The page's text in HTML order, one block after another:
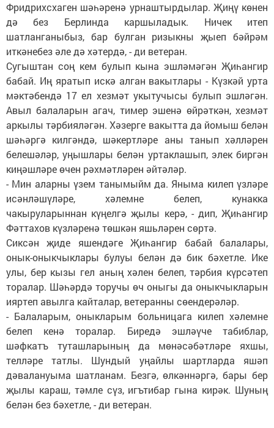
Фридрихсхаген шәһәренә урнаштырдылар. Җиңү көнен
дә без Берлинда каршыладык. Ничек итеп
шатланганыбыз, бар булган ризыкны җыеп бәйрәм
иткәнебез әле дә хәтердә, - ди ветеран.
Сугыштан соң кем булып кына эшләмәгән Җиһангир
бабай. Иң яратып искә алган вакытлары - Күзкәй урта
мәктәбендә 17 ел хезмәт укытучысы булып эшләгән.
Авыл балаларын агач, тимер эшенә өйрәткән, хезмәт
аркылы тәрбияләгән. Хәзерге вакытта да йомыш белән
шәһәргә килгәндә, шәкертләре аны танып хәлләрен
белешәләр, уңышлары белән уртаклашып, элек биргән
киңәшләре өчен рәхмәтләрен әйтәләр.
- Мин аларны үзем танымыйм да. Яныма килеп үзләре
исәнләшүләре, хәлемне белеп, кунакка
чакыруларыннан күңелгә җылы керә, - дип, Җиһангир
Фәттахов күзләренә төшкән яшьләрен сөртә.
Сиксән җиде яшендәге Җиһангир бабай балалары,
онык-оныкчыклары булуы белән дә бик бәхетле. Ике
улы, бер кызы гел аның хәлен белеп, тәрбия күрсәтеп
торалар. Шәһәрдә торучы өч оныгы да оныкчыкларын
ияртеп авылга кайталар, ветеранны сөендерәләр.
- Балаларым, оныкларым больницага килеп хәлемне
белеп кенә торалар. Биредә эшләүче табиблар,
шәфкатъ туташларының да мөнәсәбәтләре яхшы,
телләре татлы. Шундый уңайлы шартларда яшәп
дәвалануыма шатланам. Безгә, өлкәннәргә, бары бер
җылы караш, тәмле сүз, игътибар гына кирәк. Шуның
белән без бәхетле, - ди ветеран.